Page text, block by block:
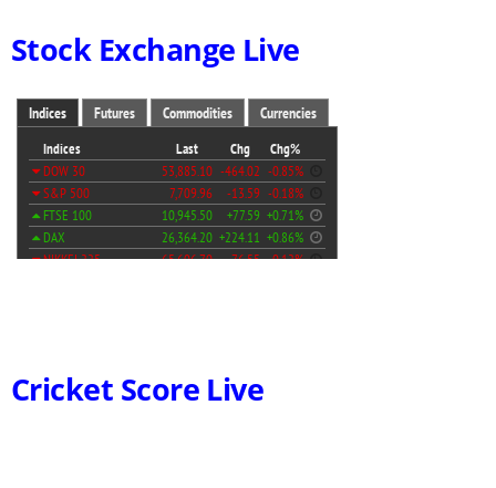
Stock Exchange Live
Cricket Score Live